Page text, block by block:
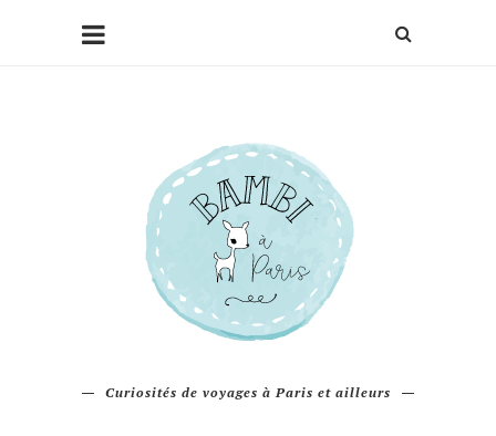
Curiosités de voyages à Paris et ailleurs